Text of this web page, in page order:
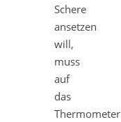
Schere
ansetzen
will,
muss
auf
das
Thermometer